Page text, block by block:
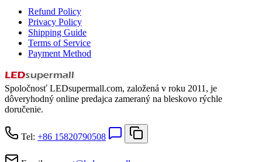
Refund Policy
Privacy Policy
Shipping Guide
Terms of Service
Payment Method
Spoločnosť LEDsupermall.com, založená v roku 2011, je
dôveryhodný online predajca zameraný na bleskovo rýchle
doručenie.
Tel: +86 15820790508